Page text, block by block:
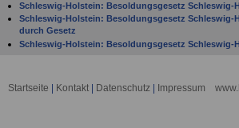
Schleswig-Holstein: Besoldungsgesetz Schleswig-
Schleswig-Holstein: Besoldungsgesetz Schleswig-
durch Gesetz
Schleswig-Holstein: Besoldungsgesetz Schleswig-
Weitergewährung der Besoldung bei Versetzung in
bei Abwahl von Wahlbeamtinnen und Wahlbeamten
Startseite Kontakt Datenschutz Impressum